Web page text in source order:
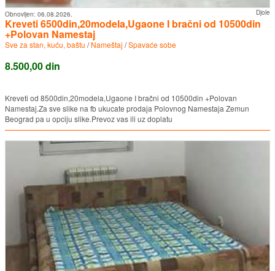
Djole
Obnovljen: 06.08.2026.
Kreveti 6500din,20modela,Ugaone I bračni od 10500din
+Polovan Namestaj
Sve za stan, kuću, baštu /Nameštaj /Spavaće sobe
8.500,00 din
Kreveti od 8500din,20modela,Ugaone I bračni od 10500din +Polovan
Namestaj.Za sve slike na fb ukucate prodaja Polovnog Namestaja Zemun
Beograd pa u opciju slike.Prevoz vas ili uz doplatu